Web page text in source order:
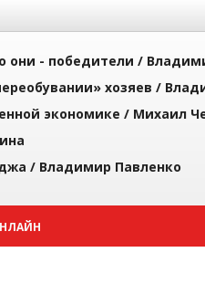
они - победители /
хозяев /
экономике / Михаил
/ Владимир Павленко